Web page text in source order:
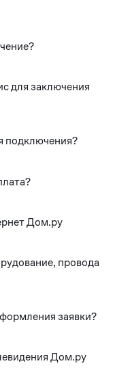
для заключения
подключения?
Дом.ру
провода
заявки?
Дом.ру